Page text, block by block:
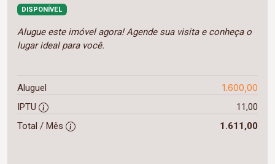
DISPONÍVEL
Alugue este imóvel agora! Agende sua visita e conheça o
lugar ideal para você.
Aluguel 1.600,00
IPTU
11,00
Total / Mês
1.611,00